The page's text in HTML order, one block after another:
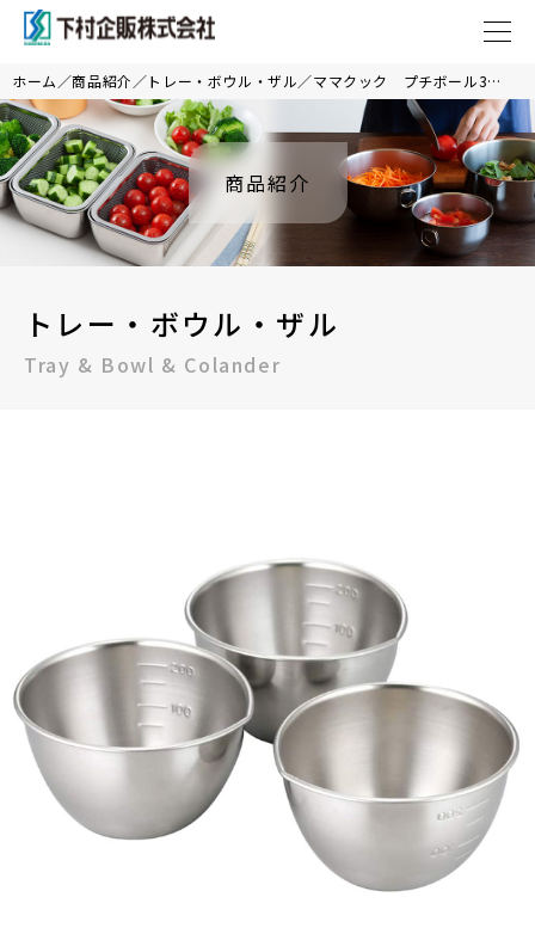
ホーム 商品紹介 トレー・ボウル・ザル ママクック プチボール3個セット
商品紹介
トレー・ボウル・ザル
Tray & Bowl & Colander